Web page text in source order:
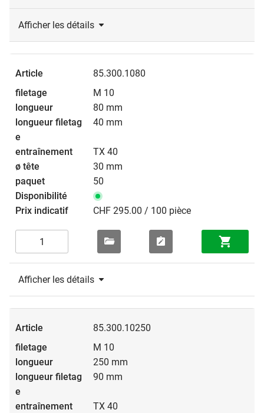
Afficher les détails
85.300.1080
M 10
80 mm
40 mm
TX 40
30 mm
50
CHF 295.00 / 100 pièce
Afficher les détails
85.300.10250
M 10
250 mm
90 mm
TX 40